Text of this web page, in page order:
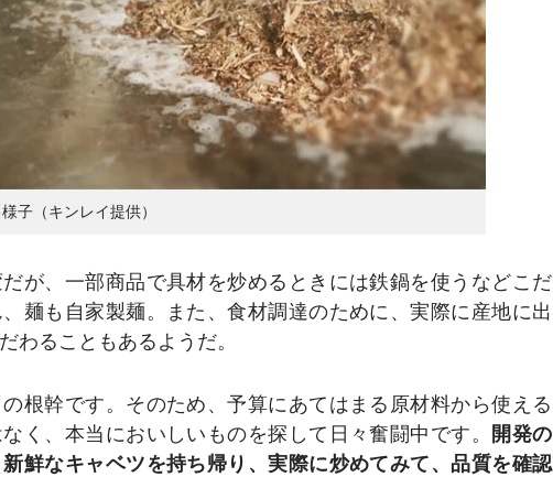
子（キンレイ提供）
が、一部商品で具材を炒めるときには鉄鍋を使うなどこだ
麺も自家製麺。また、食材調達のために、実際に産地に出
わることもあるようだ。
の根幹です。そのため、予算にあてはまる原材料から使える
く、本当においしいものを探して日々奮闘中です。
開発の
鮮なキャベツを持ち帰り、実際に炒めてみて、品質を確認